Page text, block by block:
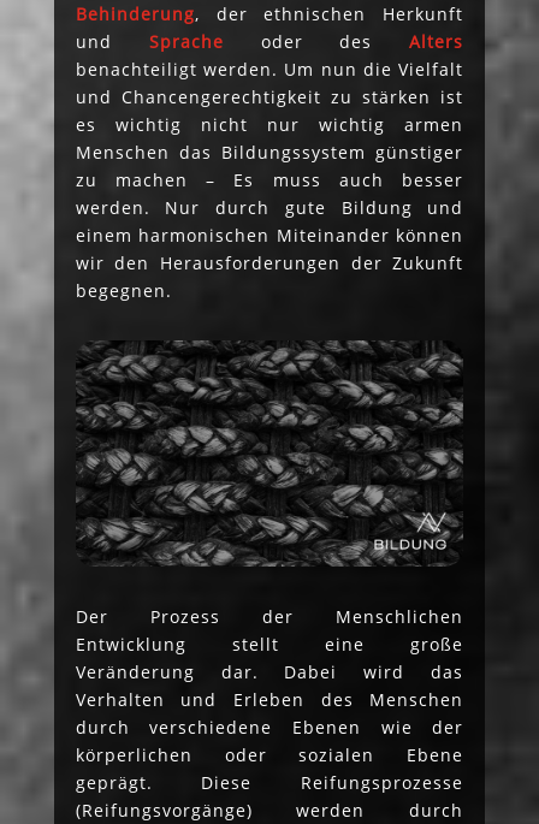
Behinderung, der ethnischen Herkunft
und Sprache oder desAlters
benachteiligt werden. Um nun die Vielfalt
und Chancengerechtigkeit zu stärken ist
es wichtig nicht nur wichtig armen
Menschen das Bildungssystem günstiger
zu machen – Es muss auch besser
werden. Nur durch gute Bildung und
einem harmonischen Miteinander können
wir den Herausforderungen der Zukunft
begegnen.
Der Prozess der Menschlichen
Entwicklung stellt eine große
Veränderung dar. Dabei wird das
Verhalten und Erleben des Menschen
durch verschiedene Ebenen wie der
körperlichen oder sozialen Ebene
geprägt. Diese Reifungsprozesse
(Reifungsvorgänge) werden durch